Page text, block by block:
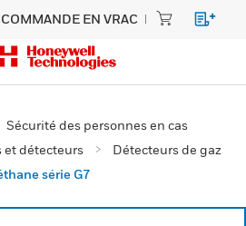
COMMANDE EN VRAC
Sécurité des personnes en cas
et détecteurs
Détecteurs de gaz
série G7